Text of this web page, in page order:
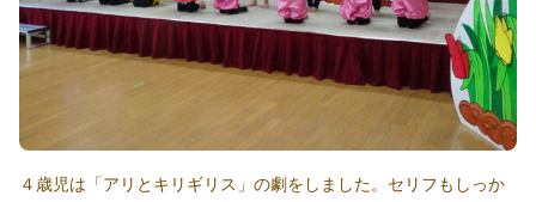
４歳児は「アリとキリギリス」の劇をしました。セリフもしっか